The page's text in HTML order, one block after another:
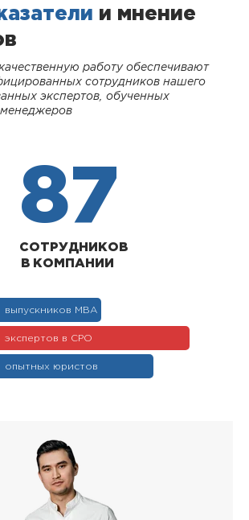
и мнение
работу обеспечивают
сотрудников нашего
экспертов, обученных
87
СОТРУДНИКОВ
В КОМПАНИИ
выпускников МВА
экспертов в СРО
опытных юристов